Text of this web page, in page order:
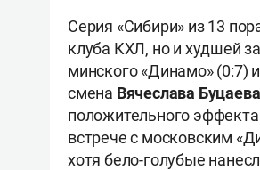
Серия «Сибири» из 13
клуба КХЛ, но и худшей
минского «Динамо» (0:7)
смена Вячеслава Буцаева
положительного
встрече с московским
хотя бело-голубые